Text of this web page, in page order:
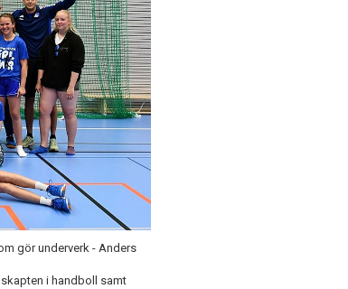
gör underverk - Anders
i handboll samt